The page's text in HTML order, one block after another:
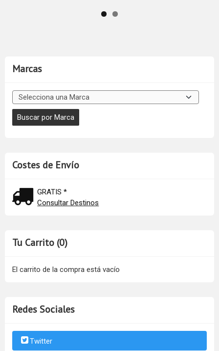
Marcas
Costes de Envío
GRATIS *
Consultar Destinos
Tu Carrito (0)
El carrito de la compra está vacío
Redes Sociales
Twitter